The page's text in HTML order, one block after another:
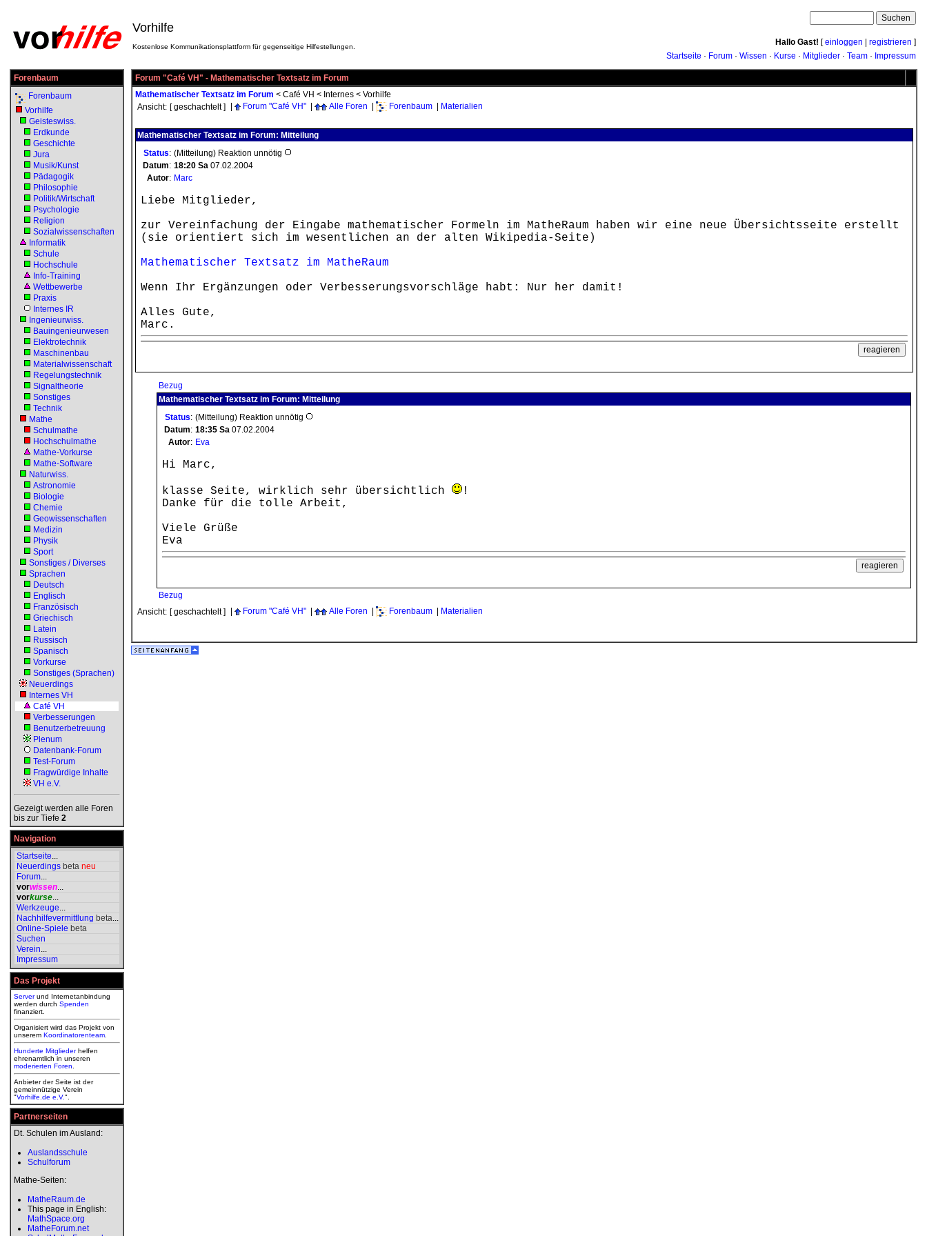
Vorhilfe
Kostenlose Kommunikationsplattform für gegenseitige Hilfestellungen. Hallo Gast! [einloggen registrieren ]
Startseite · Forum · Wissen · Kurse · Mitglieder · Team · Impressum
Forenbaum
Forenbaum
Vorhilfe
Geisteswiss.
Erdkunde
Geschichte
Jura
Musik/Kunst
Pädagogik
Philosophie
Politik/Wirtschaft
Psychologie
Religion
Sozialwissenschaften
Informatik
Schule
Hochschule
Info-Training
Wettbewerbe
Praxis
Internes IR
Ingenieurwiss.
Bauingenieurwesen
Elektrotechnik
Maschinenbau
Materialwissenschaft
Regelungstechnik
Signaltheorie
Sonstiges
Technik
Mathe
Schulmathe
Hochschulmathe
Mathe-Vorkurse
Mathe-Software
Naturwiss.
Astronomie
Biologie
Chemie
Geowissenschaften
Medizin
Physik
Sport
Sonstiges / Diverses
Sprachen
Deutsch
Englisch
Französisch
Griechisch
Latein
Russisch
Spanisch
Vorkurse
Sonstiges (Sprachen)
Neuerdings
Internes VH
Café VH
Verbesserungen
Benutzerbetreuung
Plenum
Datenbank-Forum
Test-Forum
Fragwürdige Inhalte
VH e.V.
Gezeigt werden alle Foren
bis zur Tiefe 2
Navigation
Startseite...
Neuerdings beta neu
Forum...
vorwissen...
vorkurse...
Werkzeuge...
Nachhilfevermittlung beta...
Online-Spiele beta
Suchen
Verein...
Impressum
Das Projekt
Serverund Internetanbindung
werden durch Spenden
finanziert.
Organisiert wird das Projekt von
unserem Koordinatorenteam
Hunderte Mitgliederhelfen
ehrenamtlich in unseren
moderierten Foren
Anbieter der Seite ist der
gemeinnützige Verein
"Vorhilfe.de e.V.".
Partnerseiten
Dt. Schulen im Ausland:
Auslandsschule
Schulforum
Mathe-Seiten:
MatheRaum.de
This page in English:
MathSpace.org
MatheForum.net
Forum "Café VH" - Mathematischer Textsatz im Forum
Mathematischer Textsatz im Forum < Café VH < Internes < Vorhilfe
Ansicht: [ geschachtelt ] Forum "Café VH" Alle Foren Forenbaum Materialien
Mathematischer Textsatz im Forum: Mitteilung
Status: (Mitteilung) Reaktion unnötig
Datum: 18:20 Sa 07.02.2004
Autor: Marc
Liebe Mitglieder,
zur Vereinfachung der Eingabe mathematischer Formeln im MatheRaum haben wir eine neue Übersichtsseite erstellt
(sie orientiert sich im wesentlichen an der alten Wikipedia-Seite)
Mathematischer Textsatz im MatheRaum
Wenn Ihr Ergänzungen oder Verbesserungsvorschläge habt: Nur her damit!
Alles Gute,
Marc.
Bezug
Mathematischer Textsatz im Forum: Mitteilung
Status: (Mitteilung) Reaktion unnötig
Datum: 18:35 Sa 07.02.2004
Autor: Eva
Hi Marc,
klasse Seite, wirklich sehr übersichtlich
!
Danke für die tolle Arbeit,
Viele Grüße
Eva
Bezug
Ansicht: [ geschachtelt ] Forum "Café VH" Alle Foren Forenbaum Materialien